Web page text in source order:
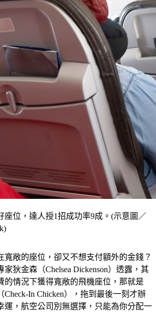
座位，達人授1招成功率9成。(示意圖／
寬敞的座位，卻又不想支付額外的金錢？
狄金森（Chelsea Dickenson）透露，其
的情況下獲得寬敞的飛機座位，那就是
Check-In Chicken），拖到最後一刻才辦
運，航空公司別無選擇，只能為你分配一